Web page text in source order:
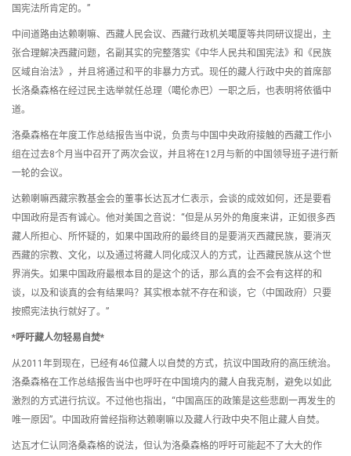
国宪法所肯定的。”
中间道路由达赖喇嘛、西藏人民会议、西藏行政机关噶厦等共同研议提出，主
张合理解决西藏问题，名副其实的完整落实《中华人民共和国宪法》和《民族
区域自治法》，并且将通过和平的非暴力方式。现任的藏人行政中央的首席部
长洛桑森格在经过民主选举就任总理（噶伦赤巴）一职之后，也表明将依循中
道。
洛桑森格在年度工作总结报告当中说，负责与中国中央政府接触的西藏工作小
组在过去8个月当中召开了两次会议，并且将在12月与新的中国领导班子进行新
一轮的会议。
达赖喇嘛西藏宗教基金会的董事长达瓦才仁表示，会谈的成效如何，还是要看
中国政府是否有诚心。他对美国之音说：“但是从另外的角度来讲，正如很多西
藏人所担心、所怀疑的，如果中国政府的最终目的是要消灭西藏民族，要消灭
西藏的宗教、文化，以及通过将藏人同化成汉人的方式，让西藏民族从这个世
界消失。如果中国政府最根本目的是这个的话，那么真的会不会有这样的和
谈，以及和谈真的会有结果吗？其实根本就不存在和谈，它（中国政府）只要
按照宪法执行就好了。”
*呼吁藏人勿轻易自焚*
从2011年到现在，已经有46位藏人以自焚的方式，抗议中国政府的高压统治。
洛桑森格在工作总结报告当中也呼吁在中国境内的藏人自我克制，避免以如此
激烈的方式进行抗议。不过他也指出，“中国高压的政策是这些悲剧一再发生的
唯一原因”。中国政府曾经指称达赖喇嘛以及藏人行政中央不阻止藏人自焚。
达瓦才仁认同洛桑森格的说法，但认为洛桑森格的呼吁可能起不了大大的作